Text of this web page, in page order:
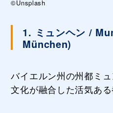
©Unsplash
1. ミュンヘン /
München)
バイエルン州の州都ミ
文化が融合した活気ある